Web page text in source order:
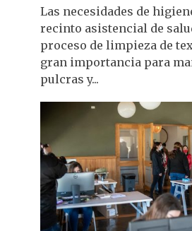
Las necesidades de
recinto asistencial de
proceso de limpieza de
gran importancia para
pulcras y...